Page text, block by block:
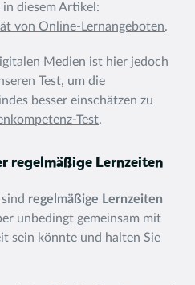
in diesem Artikel:
von Online-Lernangeboten.
Medien ist hier jedoch
Test, um die
besser einschätzen zu
Test.
regelmäßige Lernzeiten
regelmäßige Lernzeiten
unbedingt gemeinsam mit
sein könnte und halten Sie